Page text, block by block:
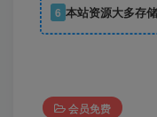
6 本站资源大多存
会员免费